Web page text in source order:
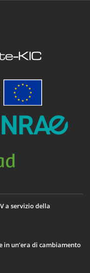
a servizio della
in un’era di cambiamento